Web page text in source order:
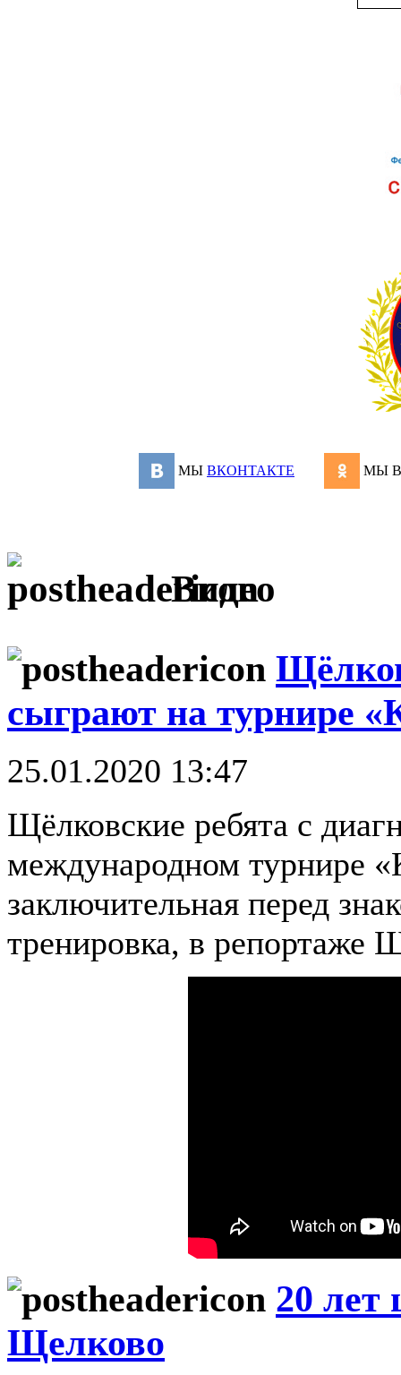
МЫ ВКОНТАКТЕ МЫ
Видео
сыграют на турнире
25.01.2020 13:47
Щёлковские ребята с
международном турнире
заключительная перед
тренировка, в репортаже
20 лет
Щелково